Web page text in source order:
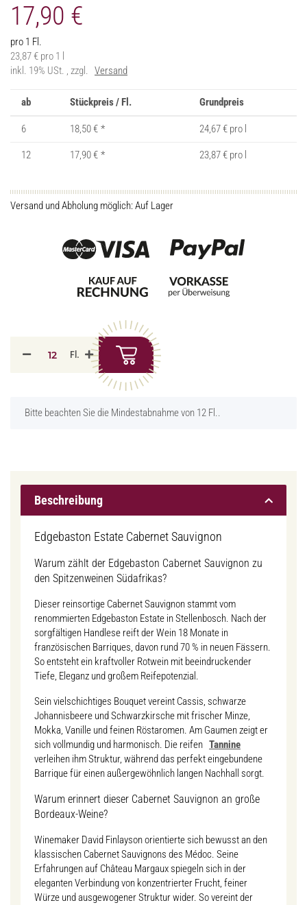
17,90 €
pro 1 Fl.
23,87 € pro 1 l
inkl. 19% USt. , zzgl. Versand
ab Stückpreis / Fl. Grundpreis
6 18,50 € * 24,67 € pro l
12 17,90 € * 23,87 € pro l
Versand und Abholung möglich: Auf Lager
Fl.
xBitte beachten Sie die Mindestabnahme von 12 Fl..
Beschreibung
Edgebaston Estate Cabernet Sauvignon
Warum zählt der Edgebaston Cabernet Sauvignon zu
den Spitzenweinen Südafrikas?
Dieser reinsortige Cabernet Sauvignon stammt vom
renommierten Edgebaston Estate in Stellenbosch. Nach der
sorgfältigen Handlese reift der Wein 18 Monate in
französischen Barriques, davon rund 70 % in neuen Fässern.
So entsteht ein kraftvoller Rotwein mit beeindruckender
Tiefe, Eleganz und großem Reifepotenzial.
Sein vielschichtiges Bouquet vereint Cassis, schwarze
Johannisbeere und Schwarzkirsche mit frischer Minze,
Mokka, Vanille und feinen Röstaromen. Am Gaumen zeigt er
sich vollmundig und harmonisch. Die reifen Tannine
verleihen ihm Struktur, während das perfekt eingebundene
Barrique für einen außergewöhnlich langen Nachhall sorgt.
Warum erinnert dieser Cabernet Sauvignon an große
Bordeaux-Weine?
Winemaker David Finlayson orientierte sich bewusst an den
klassischen Cabernet Sauvignons des Médoc. Seine
Erfahrungen auf Château Margaux spiegeln sich in der
eleganten Verbindung von konzentrierter Frucht, feiner
Würze und ausgewogener Struktur wider. So vereint der